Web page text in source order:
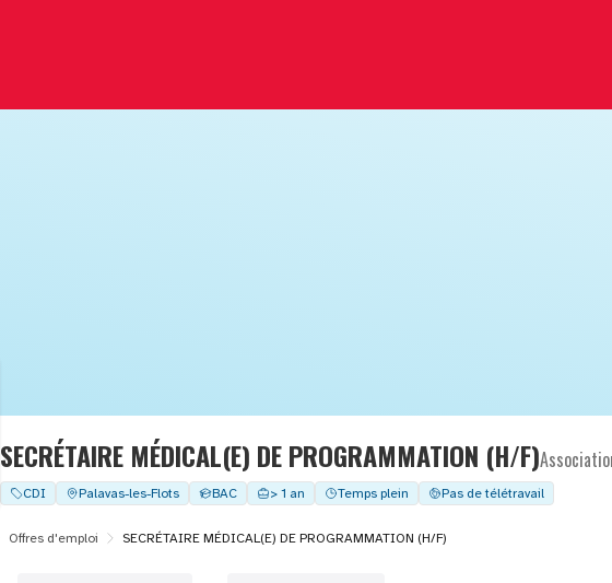
SECRÉTAIRE MÉDICAL(E) DE PROGRAMMATION (H/F)
CDI Palavas-les-Flots BAC > 1 an Temps plein Pas de télétravail
Offres d'emploi SECRÉTAIRE MÉDICAL(E) DE PROGRAMMATION (H/F)